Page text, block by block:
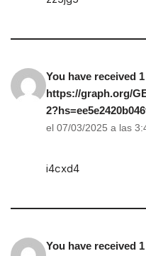
You have received
https://graph.org/
el 07/03/2025 a las
i4cxd4
You have received